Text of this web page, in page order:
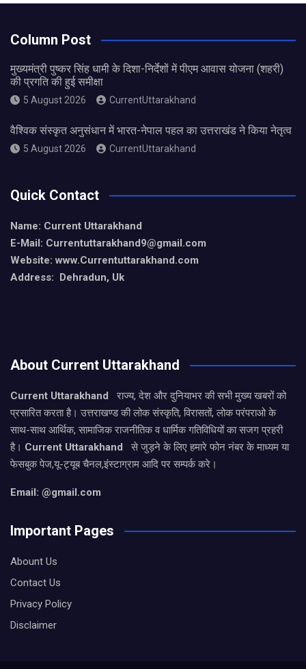
Column Post
मुख्यमंत्री पुष्कर सिंह धामी के दिशा-निर्देशों में पीएम आवास योजना (शहरी)
की प्रगति की हुई समीक्षा
5 August 2026 CurrentUttarakhand
वैश्विक संस्कृत अनुसंधान में भारत-नेपाल पहल का उत्तराखंड ने किया नेतृत्व
5 August 2026 CurrentUttarakhand
Quick Contact
Name: Current Uttarakhand
E-Mail: Currentuttarakhand9@gmail.com
Website: www.Currentuttarakhand.com
Address: Dehradun, Uk
About Current Uttarakhand
Current Uttarakhand
राज्य, देश और दुनियाभर की सभी मुख्य खबरों को
प्रसारित करता है। उत्तराखण्ड की लोक संस्कृति, विरासतों, लोक परंपराओ के
साथ-साथ आर्थिक, सामाजिक राजनीतिक व धार्मिक गतिविधियों का सजग प्रहरी
है। Current Uttarakhand
से जुड़ने के लिए हमारे फोन नंबर के माध्यम या
फेसबुक पेज,यू-ट्यूब चैनल,इंस्टाग्राम आदि पर सम्पर्क करे।
Email: @gmail.com
Important Pages
Abount Us
Contact Us
Privacy Policy
Disclaimer